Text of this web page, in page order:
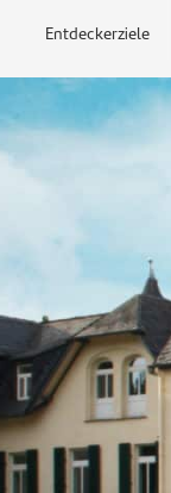
Entdeckerziele